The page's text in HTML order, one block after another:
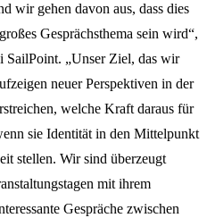
wir gehen davon aus, dass dies
Gesprächsthema sein wird“,
SailPoint. „Unser Ziel, das wir
neuer Perspektiven in der
welche Kraft daraus für
sie Identität in den Mittelpunkt
stellen. Wir sind überzeugt
mit ihrem
Gespräche zwischen